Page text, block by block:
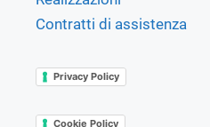
Contratti di assistenza
Privacy Policy
Cookie Policy